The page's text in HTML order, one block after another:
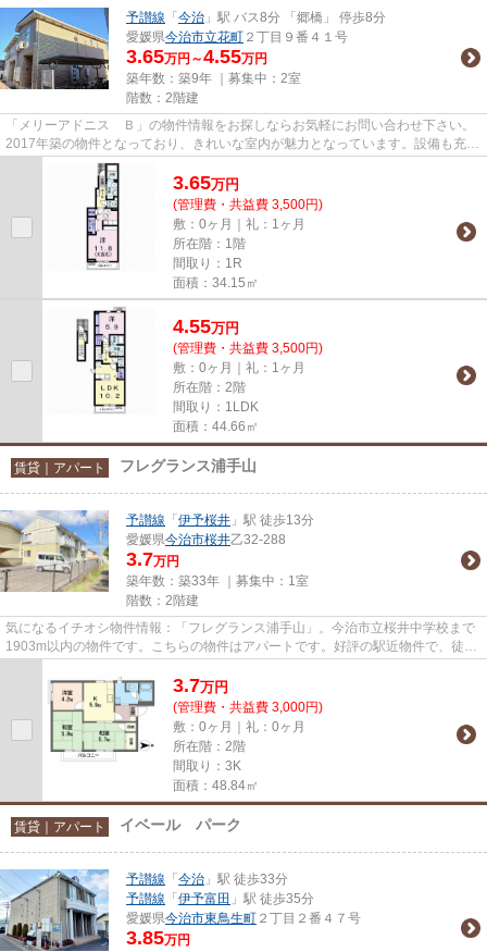
予讃線 「 今治 」駅 バス8分 「郷橋」 停歩8分
愛媛県今治市立花町 ２丁目９番４１号
3.65万円～4.55万円
築年数：築9年 ｜募集中： 2室
階数：2階建
「メリーアドニス Ｂ」の物件情報をお探しならお気軽にお問い合わせ下さい。
2017年築の物件となっており、きれいな室内が魅力となっています。設備も充実
していて住みやすい、魅力が...
3.65万円
(管理費・共益費 3,500円)
敷：0ヶ月｜礼：1ヶ月
所在階：1階
間取り：1R
面積：34.15㎡
4.55万円
(管理費・共益費 3,500円)
敷：0ヶ月｜礼：1ヶ月
所在階：2階
間取り：1LDK
面積：44.66㎡
賃貸｜アパート フレグランス浦手山
予讃線 「 伊予桜井 」駅 徒歩13分
愛媛県今治市桜井乙32-288
3.7万円
築年数：築33年 ｜募集中： 1室
階数：2階建
気になるイチオシ物件情報：「フレグランス浦手山」。今治市立桜井中学校まで
1903m以内の物件です。こちらの物件はアパートです。好評の駅近物件で、徒歩
3.7万円
(管理費・共益費 3,000円)
敷：0ヶ月｜礼：0ヶ月
所在階：2階
間取り：3K
面積：48.84㎡
賃貸｜アパート イベール パーク
予讃線 「 今治 」駅 徒歩33分
予讃線 「 伊予富田 」駅 徒歩35分
愛媛県今治市東鳥生町 ２丁目２番４７号
3.85万円